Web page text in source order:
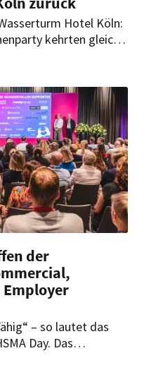
Hotel Köln:
kehrten gleich
mit einem Blick
der
– so lautet das
Day. Das